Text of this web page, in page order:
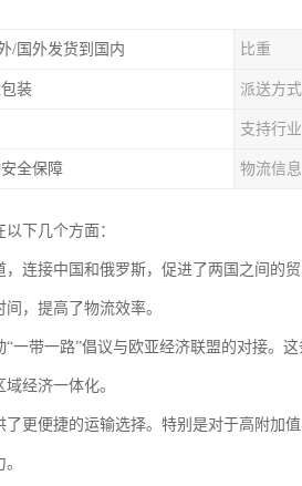
/国外发货到国内 比重
装 派送方式
支持行业
全保障 物流信息
下几个方面：
连接中国和俄罗斯，促进了两国之间的
，提高了物流效率。
一带一路”倡议与欧亚经济联盟的对接。
经济一体化。
更便捷的运输选择。特别是对于高附加